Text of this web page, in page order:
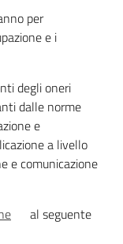
per
e i
degli oneri
dalle norme
e
a livello
e comunicazione
al seguente